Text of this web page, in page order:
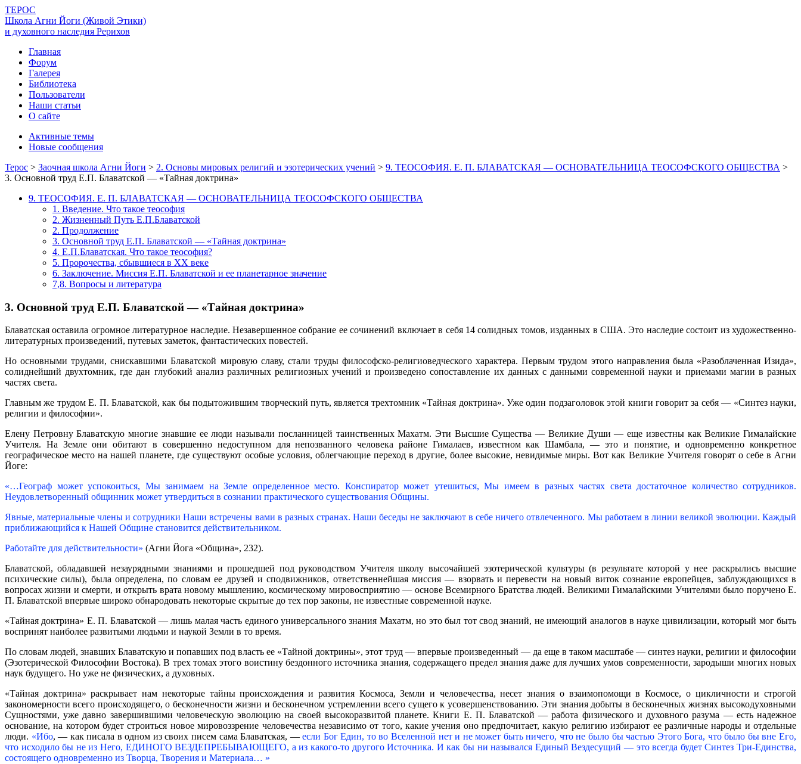
ТЕРОС
Школа Агни Йоги (Живой Этики)
и духовного наследия Рерихов
Главная
Форум
Галерея
Библиотека
Пользователи
Наши статьи
О сайте
Активные темы
Новые сообщения
Терос > Заочная школа Агни Йоги > 2. Основы мировых религий и эзотерических учений > 9. ТЕОСОФИЯ. Е. П. БЛАВАТСКАЯ — ОСНОВАТЕЛЬНИЦА ТЕОСОФСКОГО ОБЩЕСТВА >
3. Основной труд Е.П. Блаватской — «Тайная доктрина»
9. ТЕОСОФИЯ. Е. П. БЛАВАТСКАЯ — ОСНОВАТЕЛЬНИЦА ТЕОСОФСКОГО ОБЩЕСТВА
1. Введение. Что такое теософия
2. Жизненный Путь Е.П.Блаватской
2. Продолжение
3. Основной труд Е.П. Блаватской — «Тайная доктрина»
4. Е.П.Блаватская. Что такое теософия?
5. Пророчества, сбывшиеся в XX веке
6. Заключение. Миссия Е.П. Блаватской и ее планетарное значение
7,8. Вопросы и литература
3. Основной труд Е.П. Блаватской — «Тайная доктрина»
Блаватская оставила огромное литературное наследие. Незавершенное собрание ее сочинений включает в себя 14 солидных томов, изданных в США. Это наследие состоит из художественно-
литературных произведений, путевых заметок, фантастических повестей.
Но основными трудами, снискавшими Блаватской мировую славу, стали труды философско-религиоведческого характера. Первым трудом этого направления была «Разоблаченная Изида»,
солиднейший двухтомник, где дан глубокий анализ различных религиозных учений и произведено сопоставление их данных с данными современной науки и приемами магии в разных
частях света.
Главным же трудом Е. П. Блаватской, как бы подытожившим творческий путь, является трехтомник «Тайная доктрина». Уже один подзаголовок этой книги говорит за себя — «Синтез науки,
религии и философии».
Елену Петровну Блаватскую многие знавшие ее люди называли посланницей таинственных Махатм. Эти Высшие Существа — Великие Души — еще известны как Великие Гималайские
Учителя. На Земле они обитают в совершенно недоступном для непозванного человека районе Гималаев, известном как Шамбала, — это и понятие, и одновременно конкретное
географическое место на нашей планете, где существуют особые условия, облегчающие переход в другие, более высокие, невидимые миры. Вот как Великие Учителя говорят о себе в Агни
Йоге:
«…Географ может успокоиться, Мы занимаем на Земле определенное место. Конспиратор может утешиться, Мы имеем в разных частях света достаточное количество сотрудников.
Неудовлетворенный общинник может утвердиться в сознании практического существования Общины.
Явные, материальные члены и сотрудники Наши встречены вами в разных странах. Наши беседы не заключают в себе ничего отвлеченного. Мы работаем в линии великой эволюции. Каждый
приближающийся к Нашей Общине становится действительником.
Работайте для действительности» (Агни Йога «Община», 232).
Блаватской, обладавшей незаурядными знаниями и прошедшей под руководством Учителя школу высочайшей эзотерической культуры (в результате которой у нее раскрылись высшие
психические силы), была определена, по словам ее друзей и сподвижников, ответственнейшая миссия — взорвать и перевести на новый виток сознание европейцев, заблуждающихся в
вопросах жизни и смерти, и открыть врата новому мышлению, космическому мировосприятию — основе Всемирного Братства людей. Великими Гималайскими Учителями было поручено Е.
П. Блаватской впервые широко обнародовать некоторые скрытые до тех пор законы, не известные современной науке.
«Тайная доктрина» Е. П. Блаватской — лишь малая часть единого универсального знания Махатм, но это был тот свод знаний, не имеющий аналогов в науке цивилизации, который мог быть
воспринят наиболее развитыми людьми и наукой Земли в то время.
По словам людей, знавших Блаватскую и попавших под власть ее «Тайной доктрины», этот труд — впервые произведенный — да еще в таком масштабе — синтез науки, религии и философии
(Эзотерической Философии Востока). В трех томах этого воистину бездонного источника знания, содержащего предел знания даже для лучших умов современности, зародыши многих новых
наук будущего. Но уже не физических, а духовных.
«Тайная доктрина» раскрывает нам некоторые тайны происхождения и развития Космоса, Земли и человечества, несет знания о взаимопомощи в Космосе, о цикличности и строгой
закономерности всего происходящего, о бесконечности жизни и бесконечном устремлении всего сущего к усовершенствованию. Эти знания добыты в бесконечных жизнях высокодуховными
Сущностями, уже давно завершившими человеческую эволюцию на своей высокоразвитой планете. Книги Е. П. Блаватской — работа физического и духовного разума — есть надежное
основание, на котором будет строиться новое мировоззрение человечества независимо от того, какие учения оно предпочитает, какую религию избирают ее различные народы и отдельные
люди. «Ибо, — как писала в одном из своих писем сама Блаватская, —если Бог Един, то во Вселенной нет и не может быть ничего, что не было бы частью Этого Бога, что было бы вне Его,
что исходило бы не из Него, ЕДИНОГО ВЕЗДЕПРЕБЫВАЮЩЕГО, а из какого-то другого Источника. И как бы ни назывался Единый Вездесущий — это всегда будет Синтез Три-Единства,
состоящего одновременно из Творца, Творения и Материала… »